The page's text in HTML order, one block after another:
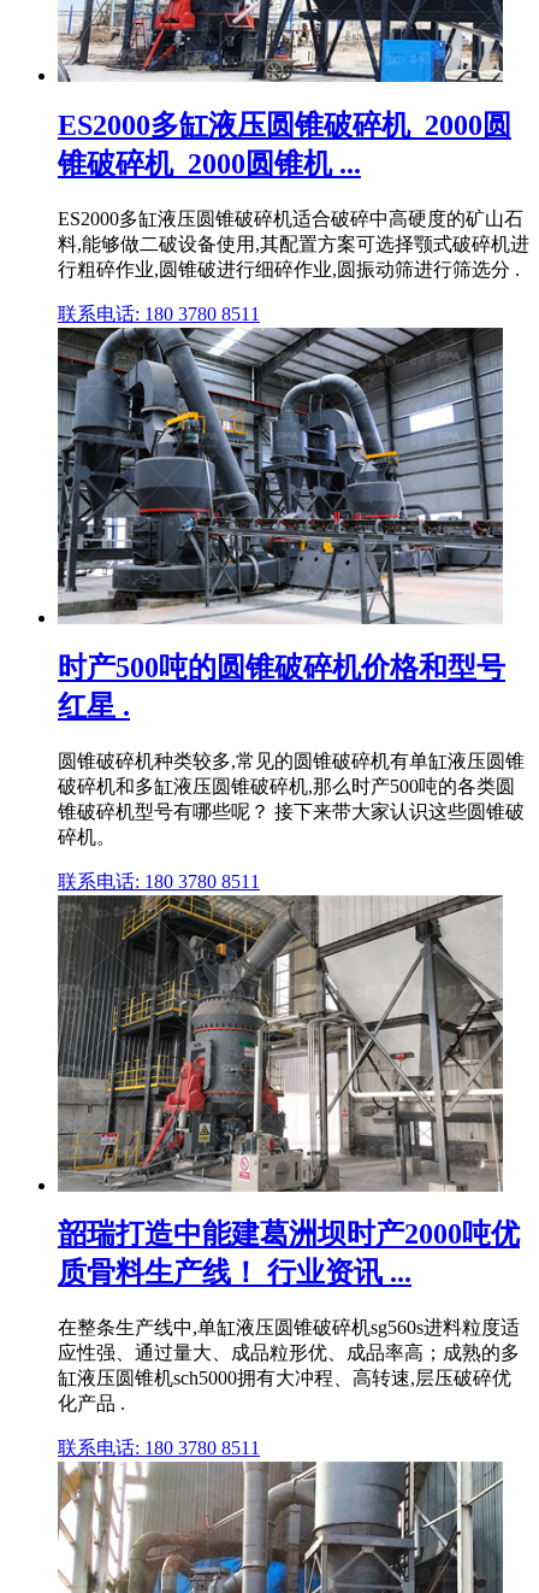
ES2000多缸液压圆锥破碎机_2000圆
锥破碎机_2000圆锥机 ...
ES2000多缸液压圆锥破碎机适合破碎中高硬度的矿山石
料,能够做二破设备使用,其配置方案可选择颚式破碎机进
行粗碎作业,圆锥破进行细碎作业,圆振动筛进行筛选分 .
联系电话: 180 3780 8511
时产500吨的圆锥破碎机价格和型号
红星 .
圆锥破碎机种类较多,常见的圆锥破碎机有单缸液压圆锥
破碎机和多缸液压圆锥破碎机,那么时产500吨的各类圆
锥破碎机型号有哪些呢？ 接下来带大家认识这些圆锥破
碎机。
联系电话: 180 3780 8511
韶瑞打造中能建葛洲坝时产2000吨优
质骨料生产线！ 行业资讯 ...
在整条生产线中,单缸液压圆锥破碎机sg560s进料粒度适
应性强、通过量大、成品粒形优、成品率高；成熟的多
缸液压圆锥机sch5000拥有大冲程、高转速,层压破碎优
化产品 .
联系电话: 180 3780 8511